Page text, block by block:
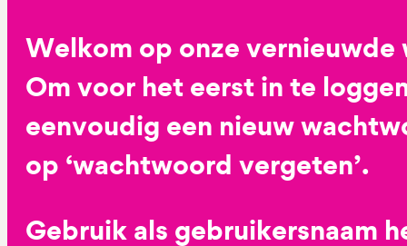
Welkom op onze vernieuwde
Om voor het eerst in te
eenvoudig een nieuw
op ‘wachtwoord vergeten’.
Gebruik als gebruikersnaam